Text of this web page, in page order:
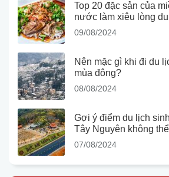
Top 20 đặc sản của
nước làm xiêu lòng
09/08/2024
Nên mặc gì khi đi du
mùa đông?
08/08/2024
Gợi ý điểm du lịch
Tây Nguyên không
07/08/2024